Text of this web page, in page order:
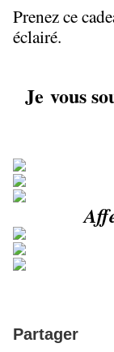
Prenez ce
éclairé.
Je vous
Partager